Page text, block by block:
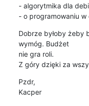
- algorytmika dla
- o programowaniu
Dobrze byłoby żeby
wymóg. Budżet
nie gra roli.
Z góry dzięki za
Pzdr,
Kacper